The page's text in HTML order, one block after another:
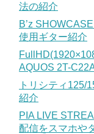
法の紹介
B’z
使用ギター紹介
AQUOS 2T-
トリシティ125/
紹介
PIA LIVE
配信をスマホや